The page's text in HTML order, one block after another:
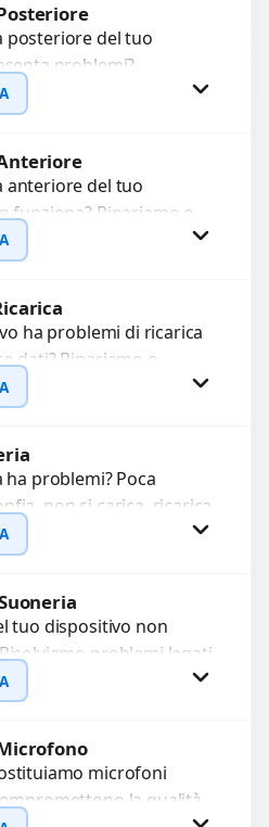
Preventivo
WhatsApp
posteriore del tuo
problemi?
risolvere guasti come
messa a fuoco non
Preventivo
WhatsApp
anteriore del tuo
funziona? Ripariamo o
guaste con
immagini sfocate, messa
Preventivo
WhatsApp
ha problemi di ricarica
dati? Ripariamo o
di ricarica guasti,
Preventivo
WhatsApp
problemi? Poca
non si carica, ricarica
esauriti?
Preventivo
WhatsApp
tuo dispositivo non
problemi legati
difettosi con interventi
Preventivo
WhatsApp
microfoni
la qualità